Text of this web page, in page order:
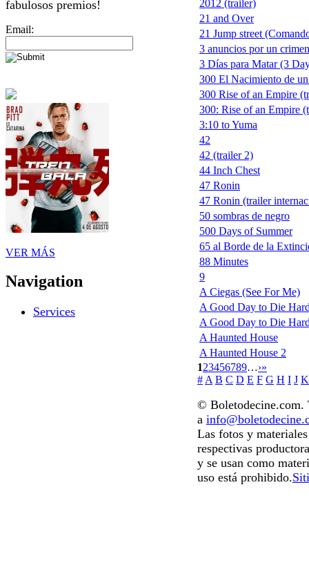
fabulosos premios!
Email:
VER MÁS
Navigation
Services
2012 (trailer)
21 and Over
21 Jump street
3 anuncios por un
3 Días para Matar (3
300 El Nacimiento de
300 Rise of an Empire
300: Rise of an Empire
3:10 to Yuma
42
42 (trailer 2)
44 Inch Chest
47 Ronin
47 Ronin (trailer
50 sombras de negro
500 Days of Summer
65 al Borde de la
88 Minutes
9
A Ciegas (See For Me)
A Good Day to Die
A Good Day to Die
A Haunted House
A Haunted House 2
123456789…›»
# A B C D E F G H I J K
© Boletodecine.com.
a
Las fotos y
respectivas
y se usan como
uso está prohibido.